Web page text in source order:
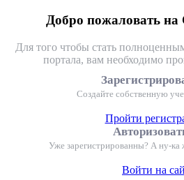
Добро пожаловать на
Для того чтобы стать
портала, вам необходимо
Создайте собственную
Пройти
Уже зарегистрированны? А ну-ка
Войти на